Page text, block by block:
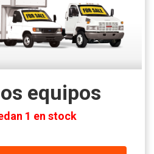
equipos
1 en stock